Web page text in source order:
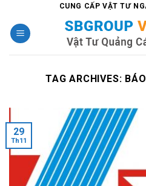
content
CUNG CẤP VẬT TƯ
TAG ARCHIVES:
29
Th11